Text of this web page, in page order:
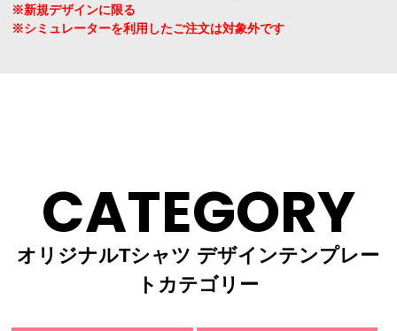
※新規デザインに限る
※シミュレーターを利用したご注文は対象外です
CATEGORY
オリジナルTシャツ デザインテンプレー
トカテゴリー